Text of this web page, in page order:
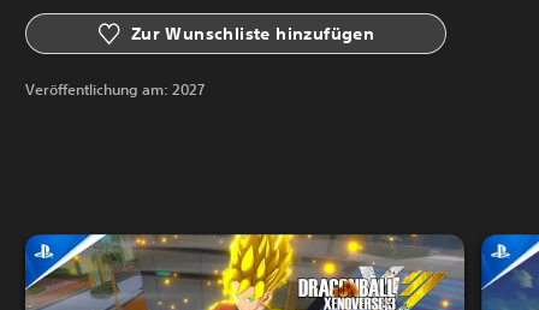
Zur Wunschliste hinzufügen
Veröffentlichung am: 2027